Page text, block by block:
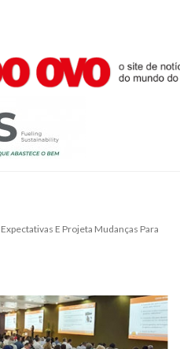
E Projeta Mudanças Para